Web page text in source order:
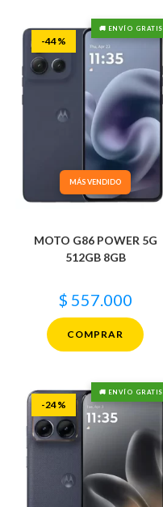
MÁS VENDIDO
🚚 ENVÍO GRATIS
-44%
MOTO G86 POWER 5G
512GB 8GB
$ 557.000
COMPRAR
🚚 ENVÍO GRATIS
-24%